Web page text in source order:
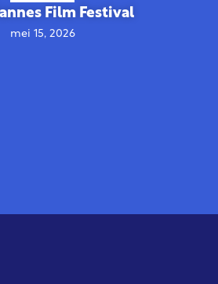
Film Festival
mei 15, 2026